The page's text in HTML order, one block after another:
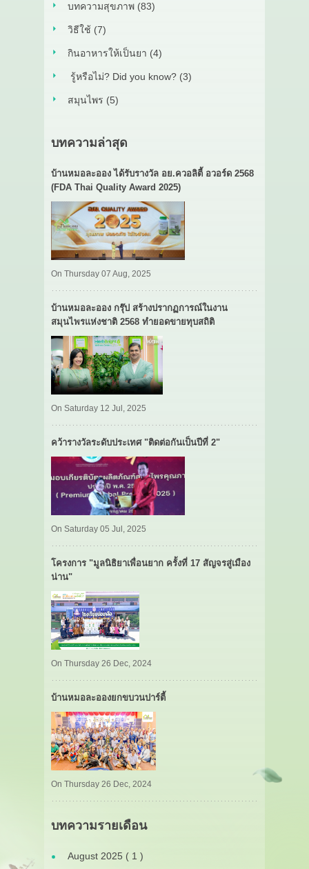
บทความสุขภาพ (83)
วิธีใช้ (7)
กินอาหารให้เป็นยา (4)
รู้หรือไม่? Did you know? (3)
สมุนไพร (5)
บทความล่าสุด
บ้านหมอละออง ได้รับรางวัล อย.ควอลิตี้ อวอร์ด 2568
(FDA Thai Quality Award 2025)
On Thursday 07 Aug, 2025
บ้านหมอละออง กรุ๊ป สร้างปรากฏการณ์ในงาน
สมุนไพรแห่งชาติ 2568 ทำยอดขายทุบสถิติ
On Saturday 12 Jul, 2025
คว้ารางวัลระดับประเทศ "ติดต่อกันเป็นปีที่ 2"
On Saturday 05 Jul, 2025
โครงการ "มูลนิธิยาเพื่อนยาก ครั้งที่ 17 สัญจรสู่เมือง
น่าน"
On Thursday 26 Dec, 2024
บ้านหมอละอองยกขบวนปาร์ตี้
On Thursday 26 Dec, 2024
บทความรายเดือน
August 2025 ( 1 )